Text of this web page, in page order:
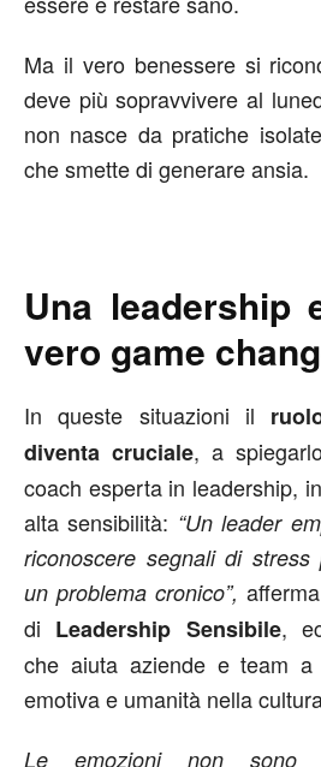
Ma il vero benessere si
deve più sopravvivere al
non nasce da pratiche
che smette di generare ansia.
Una leadership
vero game
In queste situazioni il
diventa cruciale, a
coach esperta in leadership,
alta sensibilità: “Un leader
riconoscere segnali di stress
un problema cronico”, afferma
di Leadership Sensibile,
che aiuta aziende e team a
emotiva e umanità nella
Le emozioni non sono